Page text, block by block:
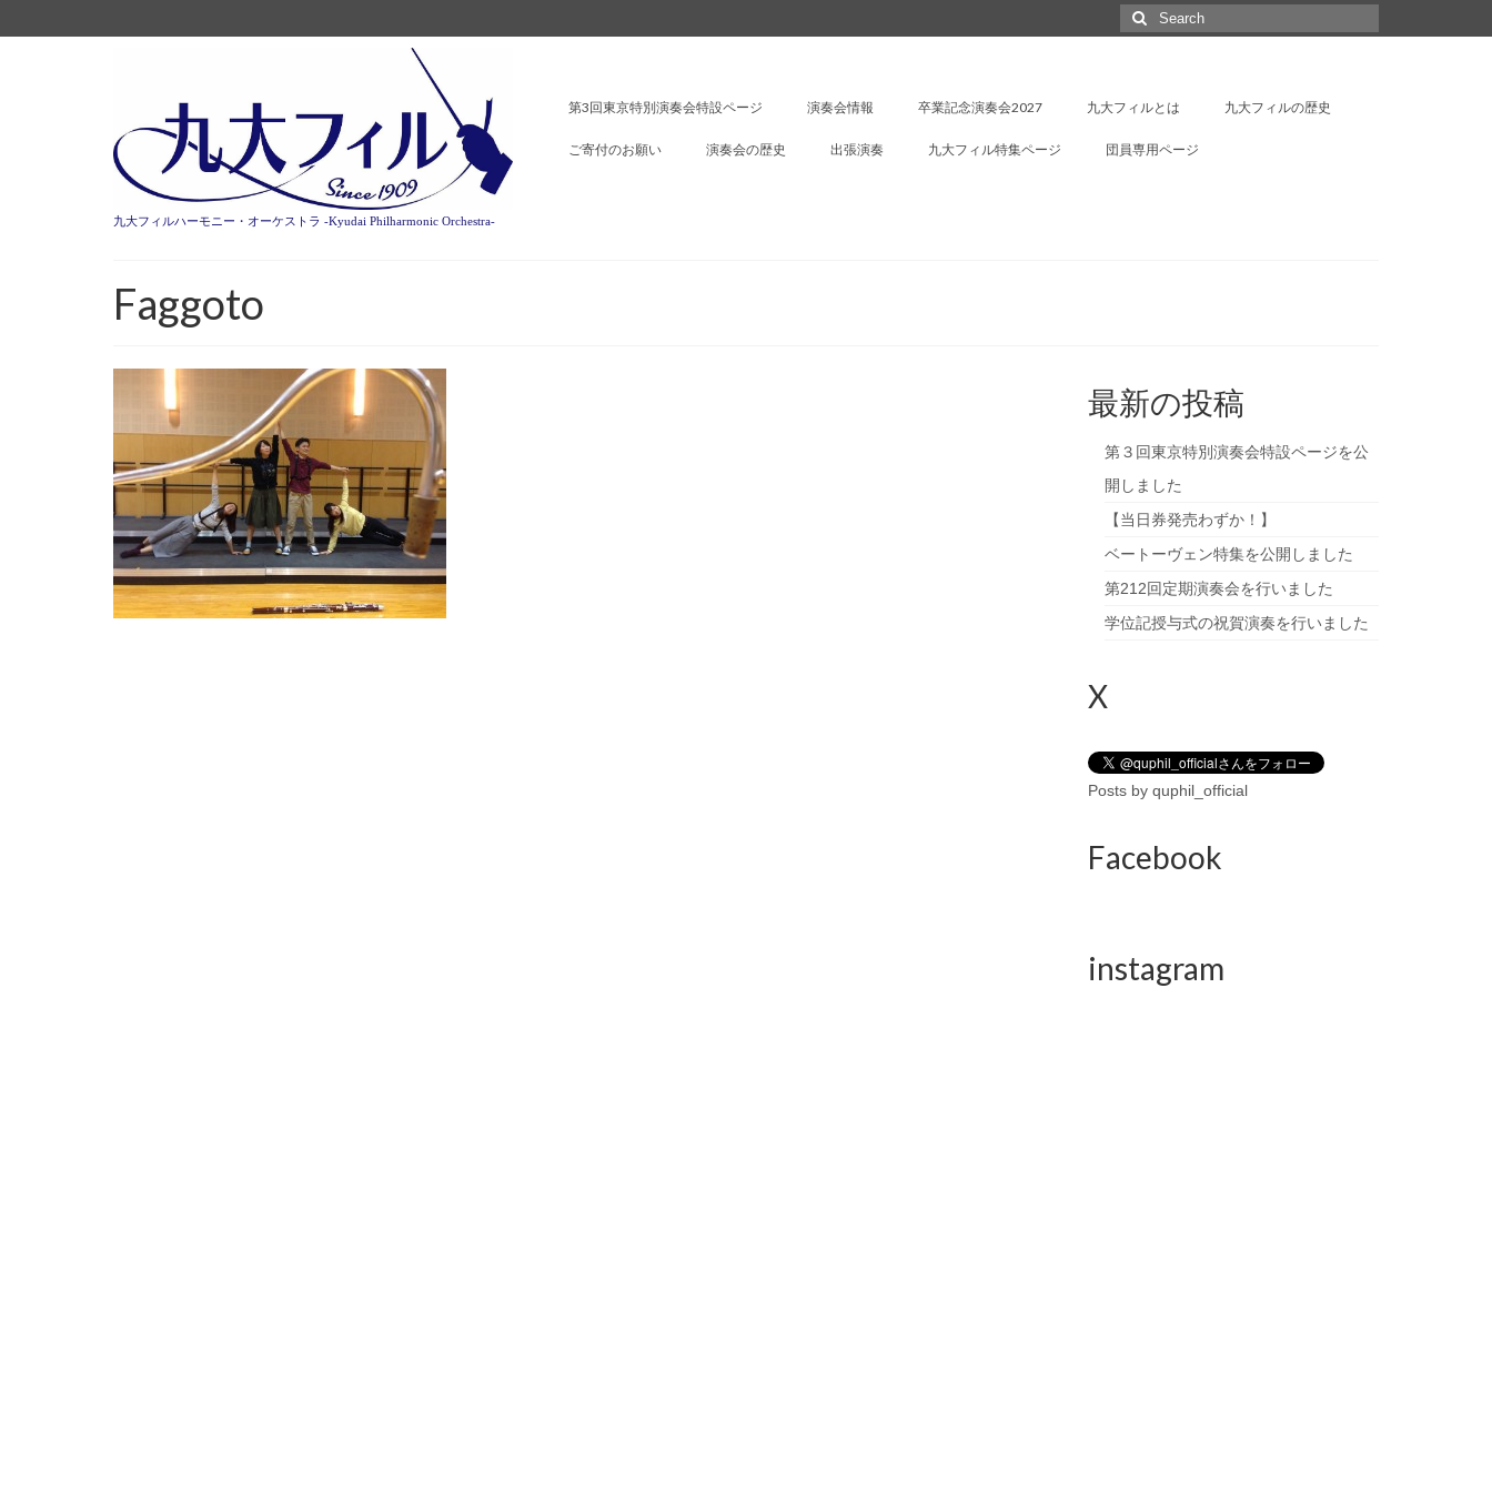
Search
for:
九大フィルハーモニー・オーケストラ -Kyudai Philharmonic Orchestra-
第3回東京特別演奏会特設ページ 演奏会情報 卒業記念演奏会2027 九大フィルとは 九大フィルの歴史
ご寄付のお願い 演奏会の歴史 出張演奏 九大フィル特集ページ 団員専用ページ
Faggoto
最新の投稿
第３回東京特別演奏会特設ページを公
開しました
【当日券発売わずか！】
ベートーヴェン特集を公開しました
第212回定期演奏会を行いました
学位記授与式の祝賀演奏を行いました
X
Posts by quphil_official
Facebook
instagram